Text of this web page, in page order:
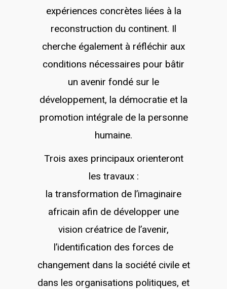
expériences concrètes liées à la
reconstruction du continent. Il
cherche également à réfléchir aux
conditions nécessaires pour bâtir
un avenir fondé sur le
développement, la démocratie et la
promotion intégrale de la personne
humaine.
Trois axes principaux orienteront
les travaux :
la transformation de l’imaginaire
africain afin de développer une
vision créatrice de l’avenir,
l’identification des forces de
changement dans la société civile et
dans les organisations politiques, et